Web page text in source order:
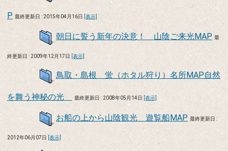
P 最終更新日 : 2015年04月16日 [表示]
朝日に誓う新年の決意！ 山陰ご来光MAP 最
終更新日 : 2009年12月17日 [表示]
鳥取・島根 蛍（ホタル狩り）名所MAP自然
を舞う神秘の光 最終更新日 : 2008年05月14日 [表示]
お船の上から山陰観光 遊覧船MAP 最終更新日 :
2012年06月07日 [表示]